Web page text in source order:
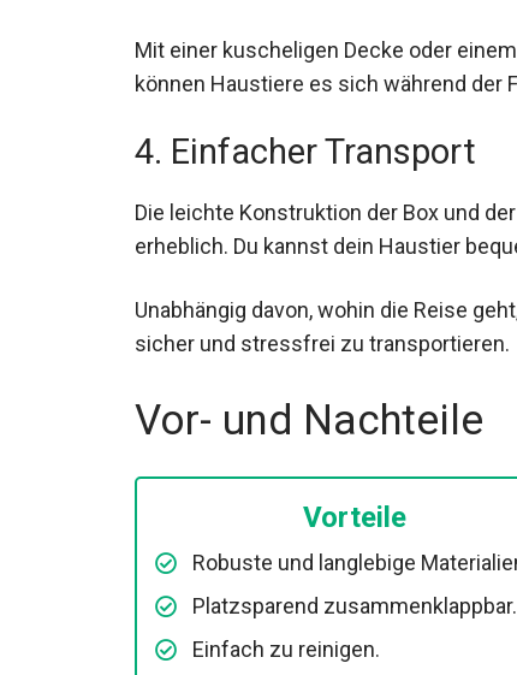
Mit einer kuscheligen Decke oder
können Haustiere es sich während der
4. Einfacher Transport
Die leichte Konstruktion der Box und
erheblich. Du kannst dein Haustier
Unabhängig davon, wohin die Reise
sicher und stressfrei zu transportieren.
Vor- und Nachteile
Vorteile
Robuste und langlebige
Platzsparend zusammenklappbar.
Einfach zu reinigen.